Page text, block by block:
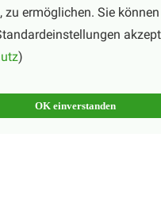
ermöglichen. Sie
)
OK einverstanden